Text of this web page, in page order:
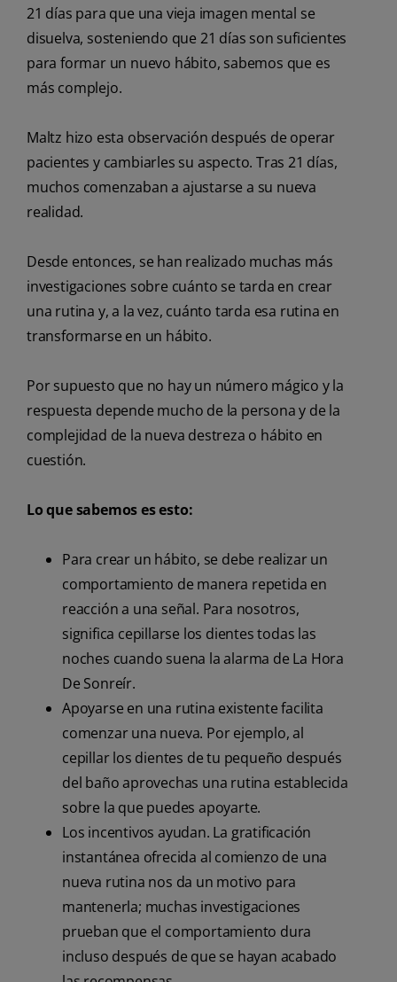
21 días para que una vieja imagen mental se
disuelva, sosteniendo que 21 días son suficientes
para formar un nuevo hábito, sabemos que es
más complejo.
Maltz hizo esta observación después de operar
pacientes y cambiarles su aspecto. Tras 21 días,
muchos comenzaban a ajustarse a su nueva
realidad.
Desde entonces, se han realizado muchas más
investigaciones sobre cuánto se tarda en crear
una rutina y, a la vez, cuánto tarda esa rutina en
transformarse en un hábito.
Por supuesto que no hay un número mágico y la
respuesta depende mucho de la persona y de la
complejidad de la nueva destreza o hábito en
cuestión.
Lo que sabemos es esto:
Para crear un hábito, se debe realizar un
comportamiento de manera repetida en
reacción a una señal. Para nosotros,
significa cepillarse los dientes todas las
noches cuando suena la alarma de La Hora
De Sonreír.
Apoyarse en una rutina existente facilita
comenzar una nueva. Por ejemplo, al
cepillar los dientes de tu pequeño después
del baño aprovechas una rutina establecida
sobre la que puedes apoyarte.
Los incentivos ayudan. La gratificación
instantánea ofrecida al comienzo de una
nueva rutina nos da un motivo para
mantenerla; muchas investigaciones
prueban que el comportamiento dura
incluso después de que se hayan acabado